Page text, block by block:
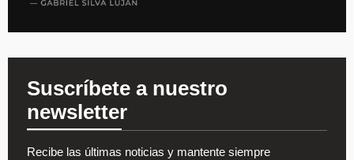
Suscríbete a nuestro
newsletter
Recibe las últimas noticias y mantente siempre